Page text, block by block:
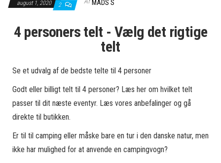
august 1, 2020 2 MADS S
4 personers telt - Vælg det rigtige
telt
Se et udvalg af de bedste telte til 4 personer
Godt eller billigt telt til 4 personer? Læs her om hvilket telt
passer til dit næste eventyr. Læs vores anbefalinger og gå
direkte til butikken.
Er til til camping eller måske bare en tur i den danske natur, men
ikke har mulighed for at anvende en campingvogn?